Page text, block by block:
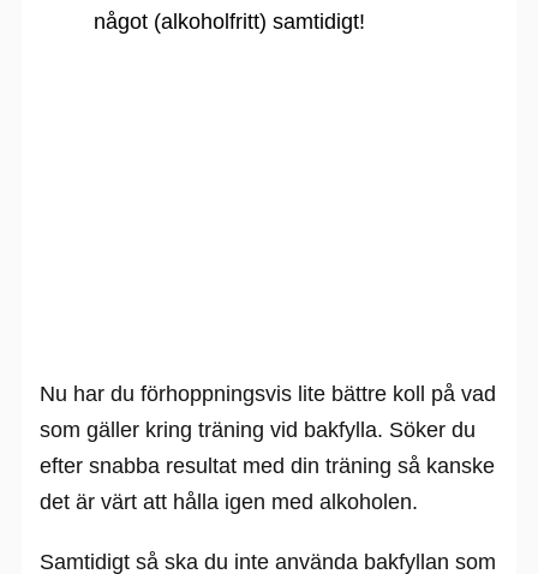
något (alkoholfritt) samtidigt!
Nu har du förhoppningsvis lite bättre koll på vad
som gäller kring träning vid bakfylla. Söker du
efter snabba resultat med din träning så kanske
det är värt att hålla igen med alkoholen.
Samtidigt så ska du inte använda bakfyllan som